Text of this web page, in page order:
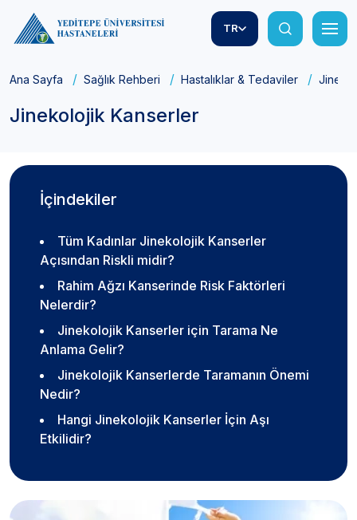
TR
Ana Sayfa Sağlık Rehberi Hastalıklar & Tedaviler
Jinekolojik Kanserler
İçindekiler
Tüm Kadınlar Jinekolojik Kanserler
Açısından Riskli midir?
Rahim Ağzı Kanserinde Risk Faktörleri
Nelerdir?
Jinekolojik Kanserler için Tarama Ne
Anlama Gelir?
Jinekolojik Kanserlerde Taramanın Önemi
Nedir?
Hangi Jinekolojik Kanserler İçin Aşı
Etkilidir?